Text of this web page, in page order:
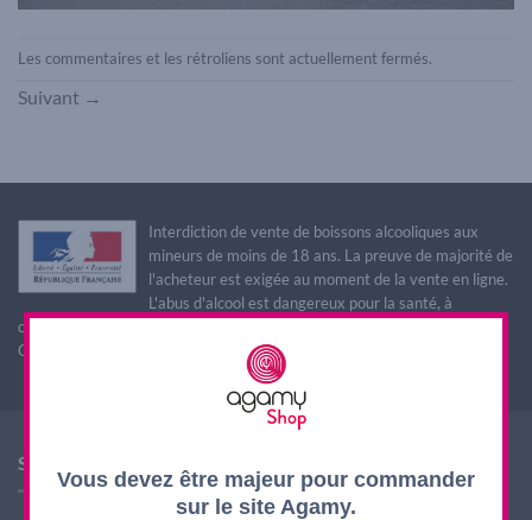
Les commentaires et les rétroliens sont actuellement fermés.
Suivant →
Interdiction de vente de boissons alcooliques aux
mineurs de moins de 18 ans. La preuve de majorité de
l'acheteur est exigée au moment de la vente en ligne.
L'abus d'alcool est dangereux pour la santé, à
consommer avec modération
CODE DE LA SANTE PUBLIQUE, ART. L. 3342-1 et L. 3353-3
SHOP AGAMY
Vous devez être majeur pour commander
sur le site Agamy.